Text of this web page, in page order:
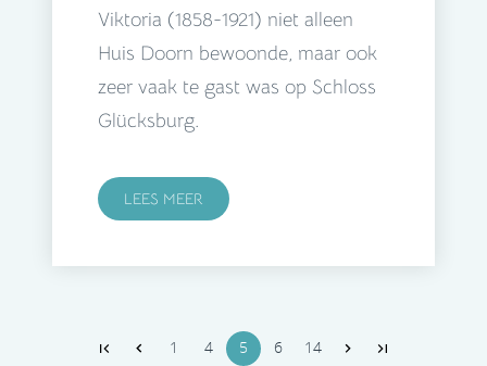
Viktoria (1858-1921) niet alleen
Huis Doorn bewoonde, maar ook
zeer vaak te gast was op Schloss
Glücksburg.
LEES MEER
1 4 5 6 14